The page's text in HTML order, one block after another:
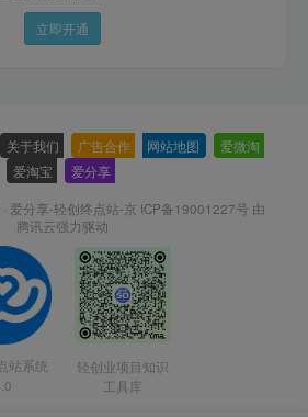
立即开通
关于我们 广告合作 网站地图 爱微淘
爱淘宝
爱分享
爱分享-轻创终点站-京 ICP备19001227号 由
腾讯云强力驱动
站系统
轻创业项目知识
工具库